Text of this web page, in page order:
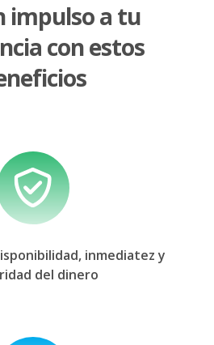
impulso a tu
con estos
inmediatezy
del dinero